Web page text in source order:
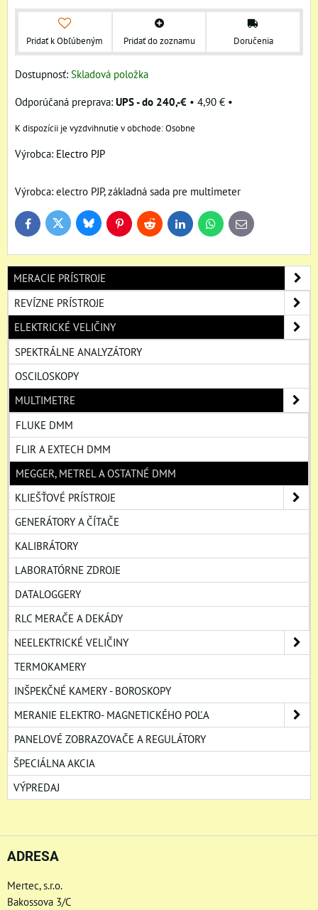
Pridať k Obľúbeným Pridať do zoznamu Doručenia
Dostupnosť: Skladová položka
UPS - do 240,-€ • 4,90 € •
Osobne
Výrobca: Electro PJP
Výrobca: electro PJP, základná sada pre multimeter
FacebookTwitter BlueskyPinterestReddit LinkedInWhatsApp
E-
mail
MERACIE PRÍSTROJE
REVÍZNE PRÍSTROJE
ELEKTRICKÉ VELIČINY
SPEKTRÁLNE ANALYZÁTORY
OSCILOSKOPY
MULTIMETRE
FLUKE DMM
FLIR A EXTECH DMM
MEGGER, METREL A OSTATNÉ DMM
KLIEŠŤOVÉ PRÍSTROJE
GENERÁTORY A ČÍTAČE
KALIBRÁTORY
LABORATÓRNE ZDROJE
DATALOGGERY
RLC MERAČE A DEKÁDY
NEELEKTRICKÉ VELIČINY
TERMOKAMERY
INŠPEKČNÉ KAMERY - BOROSKOPY
MERANIE ELEKTRO- MAGNETICKÉHO POĽA
PANELOVÉ ZOBRAZOVAČE A REGULÁTORY
ŠPECIÁLNA AKCIA
VÝPREDAJ
ADRESA
Mertec, s.r.o.
Bakossova 3/C